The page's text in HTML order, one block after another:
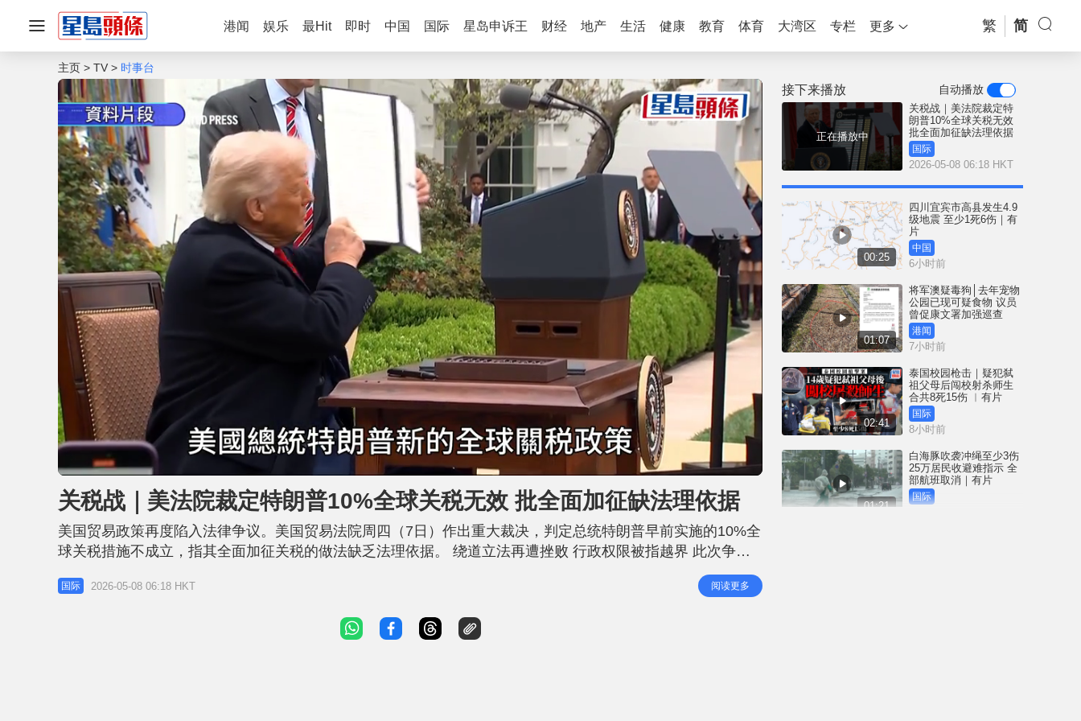
港闻 娱乐 最Hit 即时 中国 国际 星岛申诉王 财经 地产 生活 健康 教育 体育 大湾区 专栏 更多 繁 简
主页 TV 时事台
U
n
u
t
e
o
d
e
d
:
6
4
关税战｜美法院裁定特朗普10%全球关税无效 批全面加征缺法理依据
美国贸易政策再度陷入法律争议。美国贸易法院周四（7日）作出重大裁决，判定总统特朗普早前实施的10%全
球关税措施不成立，指其全面加征关税的做法缺乏法理依据。 绕道立法再遭挫败 行政权限被指越界 此次争议
源于特朗普政府对关税权限的法律援引。今年2月20日，美国最高法院已先裁定，特朗普政府依据《国际紧急经
济权力法》实施的大规模关税措施缺乏明确法律授权。裁决公布当天，特朗普随即转而依据《1974年贸易法》
国际 2026-05-08 06:18 HKT 阅读更多
接下来播放 自动播放
正在播放中
关税战｜美法院裁定特
朗普10%全球关税无效
批全面加征缺法理依据
国际
2026-05-08 06:18 HKT
00:25
四川宜宾市高县发生4.9
级地震 至少1死6伤｜有
片
中国
6小时前
01:07
将军澳疑毒狗│去年宠物
公园已现可疑食物 议员
曾促康文署加强巡查
港闻
7小时前
02:41
泰国校园枪击｜疑犯弑
祖父母后闯校射杀师生
合共8死15伤 ︱有片
国际
8小时前
01:21
白海豚吹袭冲绳至少3伤
25万居民收避难指示 全
部航班取消｜有片
国际